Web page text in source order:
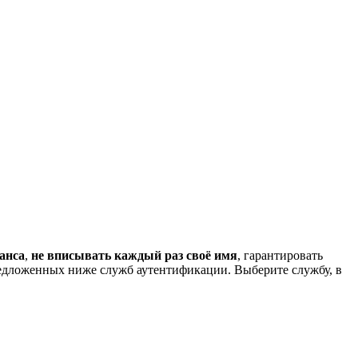
, не вписывать каждый раз своё имя, гарантировать
ниже служб аутентификации. Выберите службу, в